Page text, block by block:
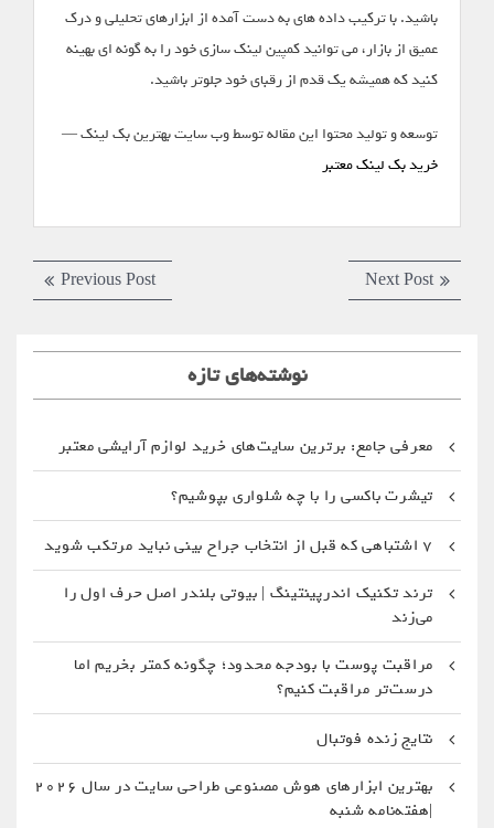
باشید. با ترکیب داده های به دست آمده از ابزارهای تحلیلی و درک
عمیق از بازار، می توانید کمپین لینک سازی خود را به گونه ای بهینه
کنید که همیشه یک قدم از رقبای خود جلوتر باشید.
توسعه و تولید محتوا این مقاله توسط وب سایت بهترین بک لینک —
خرید بک لینک معتبر
راهبری
نوشته
Previous Post
Previous
post:
Next Post
Next
post:
نوشته‌های تازه
معرفی جامع: برترین سایت‌های خرید لوازم آرایشی معتبر
تیشرت باکسی را با چه شلواری بپوشیم؟
۷ اشتباهی که قبل از انتخاب جراح بینی نباید مرتکب شوید
ترند تکنیک اندرپینتینگ | بیوتی بلندر اصل حرف اول را
می‌زند
مراقبت پوست با بودجه محدود؛ چگونه کمتر بخریم اما
درست‌تر مراقبت کنیم؟
نتایج زنده فوتبال
بهترین ابزارهای هوش مصنوعی طراحی سایت در سال 2026
|هفته‌نامه شنبه